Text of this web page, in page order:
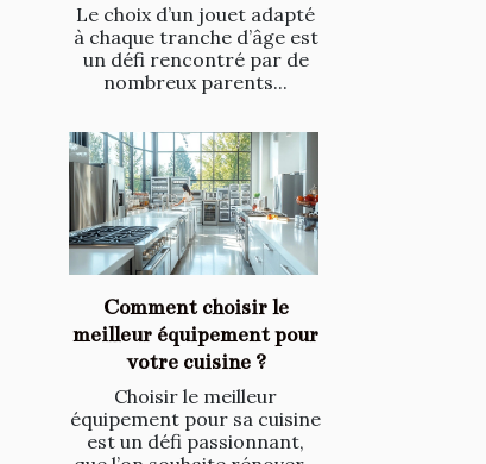
Le choix d’un jouet adapté
à chaque tranche d’âge est
un défi rencontré par de
nombreux parents...
Comment choisir le
meilleur équipement pour
votre cuisine ?
Choisir le meilleur
équipement pour sa cuisine
est un défi passionnant,